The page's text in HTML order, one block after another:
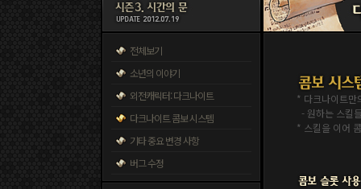
전체보기
소년의 이야기
외전캐릭터: 다크나이트
다크나이트 콤보 시스템
기타 중요 변경 사항
버그 수정
* 다크나이트만
- 원하는 스킬
* 스킬을 이어